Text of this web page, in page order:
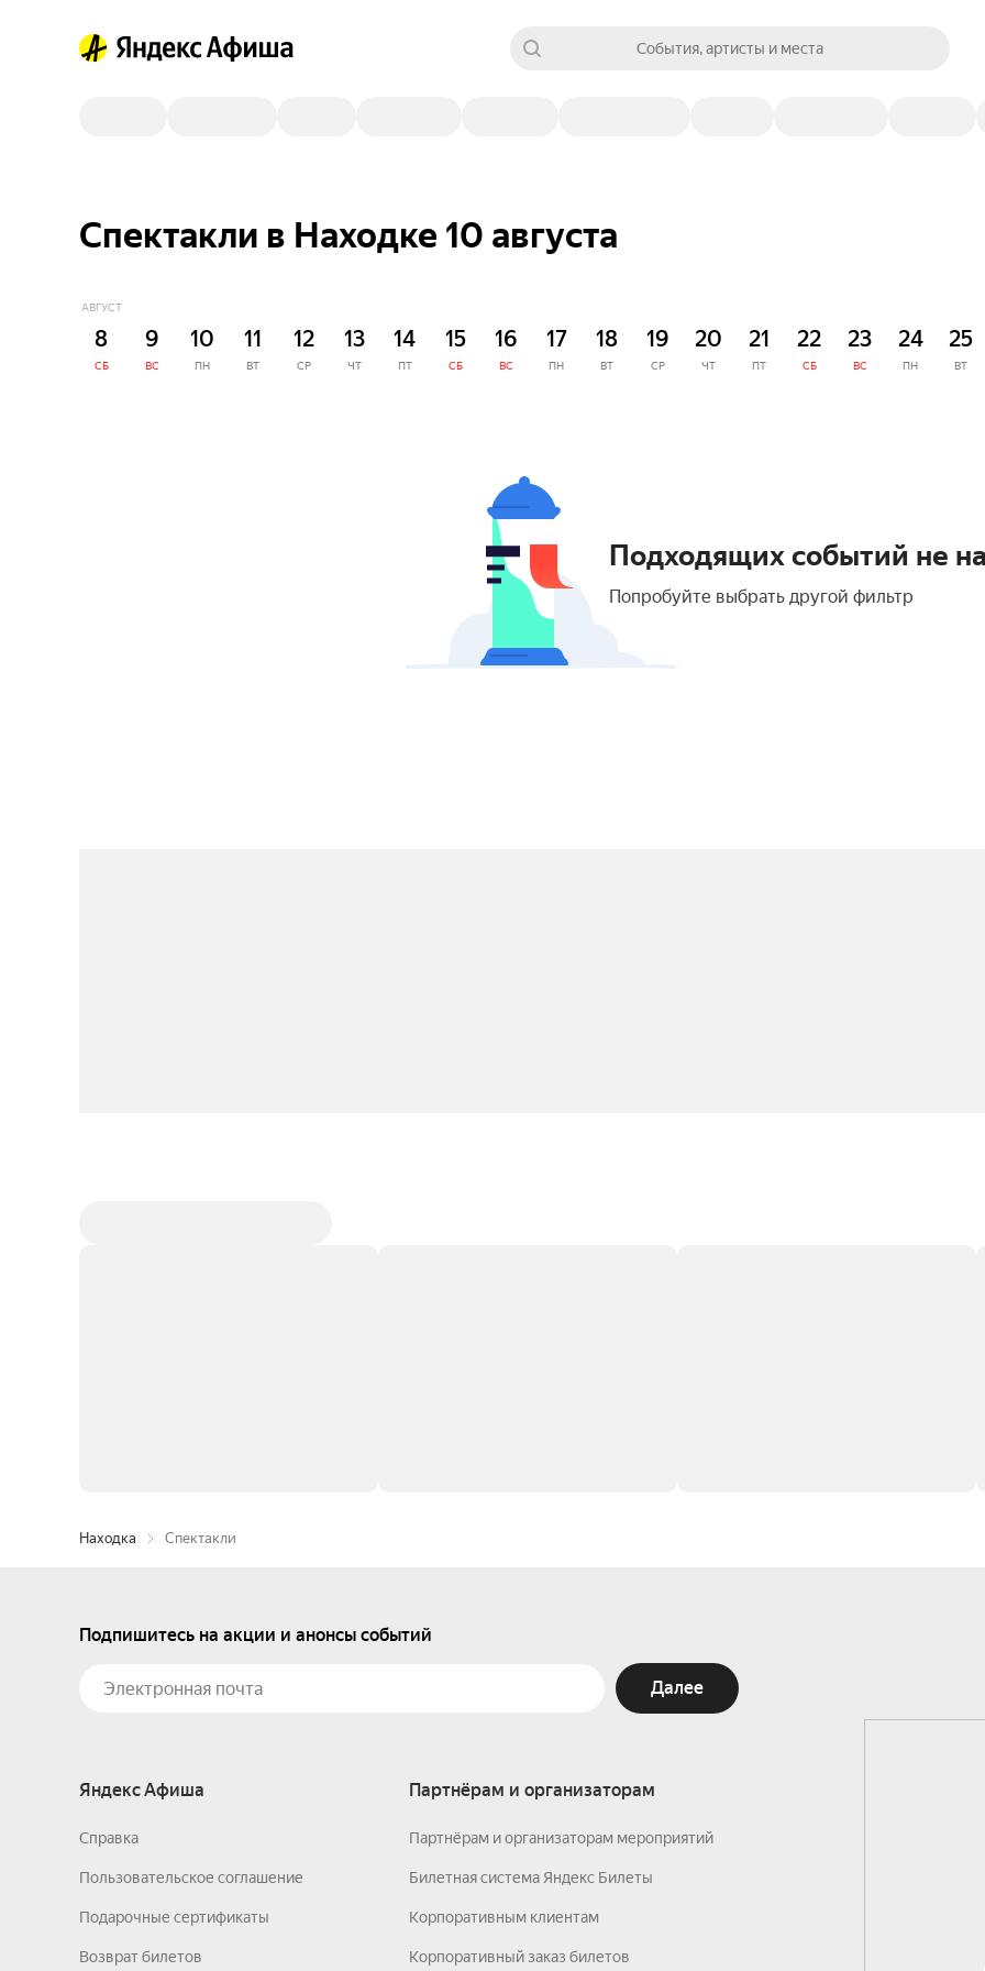
События, артисты и места
Спектакли в Находке 10 августа
АВГУСТ
8
СБ
9
ВС
10
ПН
11
ВТ
12
СР
13
ЧТ
14
ПТ
15
СБ
16
ВС
17
ПН
18
ВТ
19
СР
20
ЧТ
21
ПТ
22
СБ
23
ВС
24
ПН
25
ВТ
Подходящих событий не
Попробуйте выбрать другой фильтр
Находка Спектакли
Подпишитесь на акции и анонсы событий
Далее
Яндекс Афиша
Справка
Пользовательское соглашение
Подарочные сертификаты
Возврат билетов
Партнёрам и организаторам
Партнёрам и организаторам мероприятий
Билетная система Яндекс Билеты
Корпоративным клиентам
Корпоративный заказ билетов